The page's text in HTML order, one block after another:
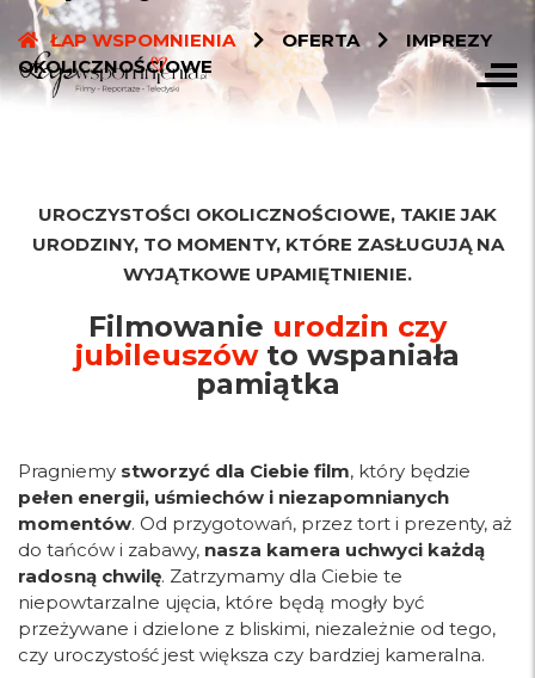
ŁAP WSPOMNIENIA OFERTA
IMPREZY
OKOLICZNOŚCIOWE
UROCZYSTOŚCI OKOLICZNOŚCIOWE, TAKIE JAK
URODZINY, TO MOMENTY, KTÓRE ZASŁUGUJĄ NA
WYJĄTKOWE UPAMIĘTNIENIE.
Filmowanie urodzin czy
jubileuszówto wspaniała
pamiątka
Pragniemy stworzyć dla Ciebie film, który będzie
pełen energii, uśmiechów i niezapomnianych
momentów. Od przygotowań, przez tort i prezenty, aż
do tańców i zabawy, nasza kamera uchwyci każdą
radosną chwilę. Zatrzymamy dla Ciebie te
niepowtarzalne ujęcia, które będą mogły być
przeżywane i dzielone z bliskimi, niezależnie od tego,
czy uroczystość jest większa czy bardziej kameralna.